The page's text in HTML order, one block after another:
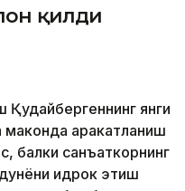
қилди
янги
маконда ҳаракатланиш
балки санъаткорнинг
идрок этиш